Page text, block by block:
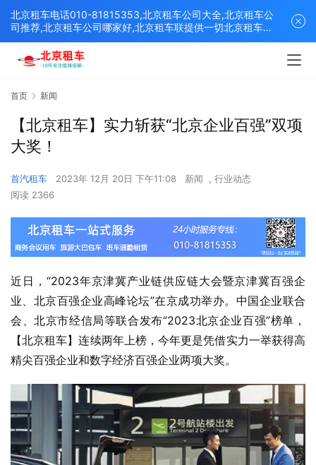
首页 新闻
【北京租车】实力斩获“北京企业百强”双项
大奖！
首汽租车 2023年 12月 20日 下午11:08 新闻 , 行业动态
阅读 2366
近日，“2023年京津冀产业链供应链大会暨京津冀百强企
业、北京百强企业高峰论坛”在京成功举办。中国企业联合
会、北京市经信局等联合发布“2023北京企业百强”榜单，
【北京租车】连续两年上榜，今年更是凭借实力一举获得高
精尖百强企业和数字经济百强企业两项大奖。
北京租车电话010-81815353,北京租车公司大全,北京租车公
司推荐,北京租车公司哪家好,北京租车联提供一切北京租车解
决方案,打造北京优质的租车平台！